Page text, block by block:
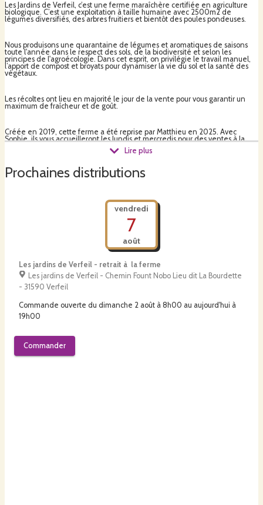
Les Jardins de Verfeil, c’est une ferme maraîchère certifiée en agriculture
biologique. C’est une exploitation à taille humaine avec 2500m2 de
légumes diversifiés, des arbres fruitiers et bientôt des poules pondeuses.
Nous produisons une quarantaine de légumes et aromatiques de saisons
toute l'année dans le respect des sols, de la biodiversité et selon les
principes de l'agroécologie. Dans cet esprit, on privilégie le travail manuel,
l’apport de compost et broyats pour dynamiser la vie du sol et la santé des
végétaux.
Les récoltes ont lieu en majorité le jour de la vente pour vous garantir un
maximum de fraîcheur et de goût.
Créée en 2019, cette ferme a été reprise par Matthieu en 2025. Avec
Sophie, ils vous accueilleront les lundis et mercredis pour des ventes à la
ferme (16h30 – 19h) et les vendredis avec les paniers (17h – 18h30).
Lire plus
Prochaines distributions
vendredi
7
août
Les jardins de Verfeil - retrait à la ferme
Les jardins de Verfeil - Chemin Fount Nobo Lieu dit La Bourdette
- 31590 Verfeil
Commande ouverte du dimanche 2 août à 8h00 au aujourd'hui à
19h00
Commander